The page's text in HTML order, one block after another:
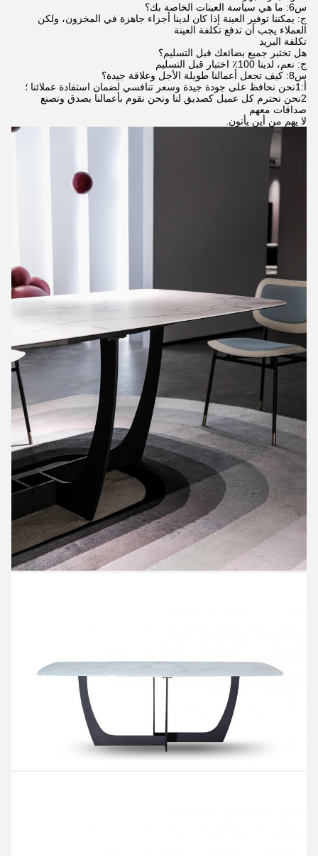
س6: ما هي سياسة العينات الخاصة بك؟
ج: يمكننا توفير العينة إذا كان لدينا أجزاء جاهزة في المخزون، ولكن
العملاء يجب أن تدفع تكلفة العينة
تكلفة البريد
هل تختبر جميع بضائعك قبل التسليم؟
ج: نعم، لدينا 100٪ اختبار قبل التسليم
س8: كيف تجعل أعمالنا طويلة الأجل وعلاقة جيدة؟
أ:1نحن نحافظ على جودة جيدة وسعر تنافسي لضمان استفادة عملائنا ؛
2نحن نحترم كل عميل كصديق لنا ونحن نقوم بأعمالنا بصدق ونصنع
صداقات معهم
لا يهم من أين يأتون.